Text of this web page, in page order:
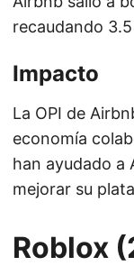
recaudando
Impacto
La OPI de
economía
han ayudado a
mejorar su
Roblox